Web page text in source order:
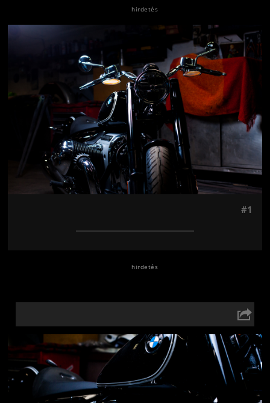
Jön még kép!
#1
Jön még kép!